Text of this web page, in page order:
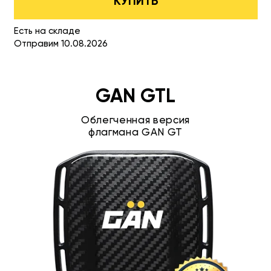
Есть на складе
Отправим 10.08.2026
GAN GTL
Облегченная версия
флагмана GAN GT